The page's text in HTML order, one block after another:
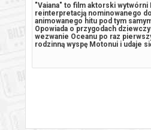
53
"Vaiana" to film aktorski wytwórni
reinterpretacją nominowanego
animowanego hitu pod tym
Opowiada o przygodach
wezwanie Oceanu po raz
rodzinną wyspę Motonui i udaje
niezapomnianą podróż, by
Reżyserem filmu jest Thomas
uhonorowany nagrodami Emmy i